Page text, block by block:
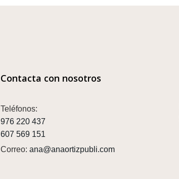
Contacta con nosotros
Teléfonos:
976 220 437
607 569 151
Correo:ana@anaortizpubli.com